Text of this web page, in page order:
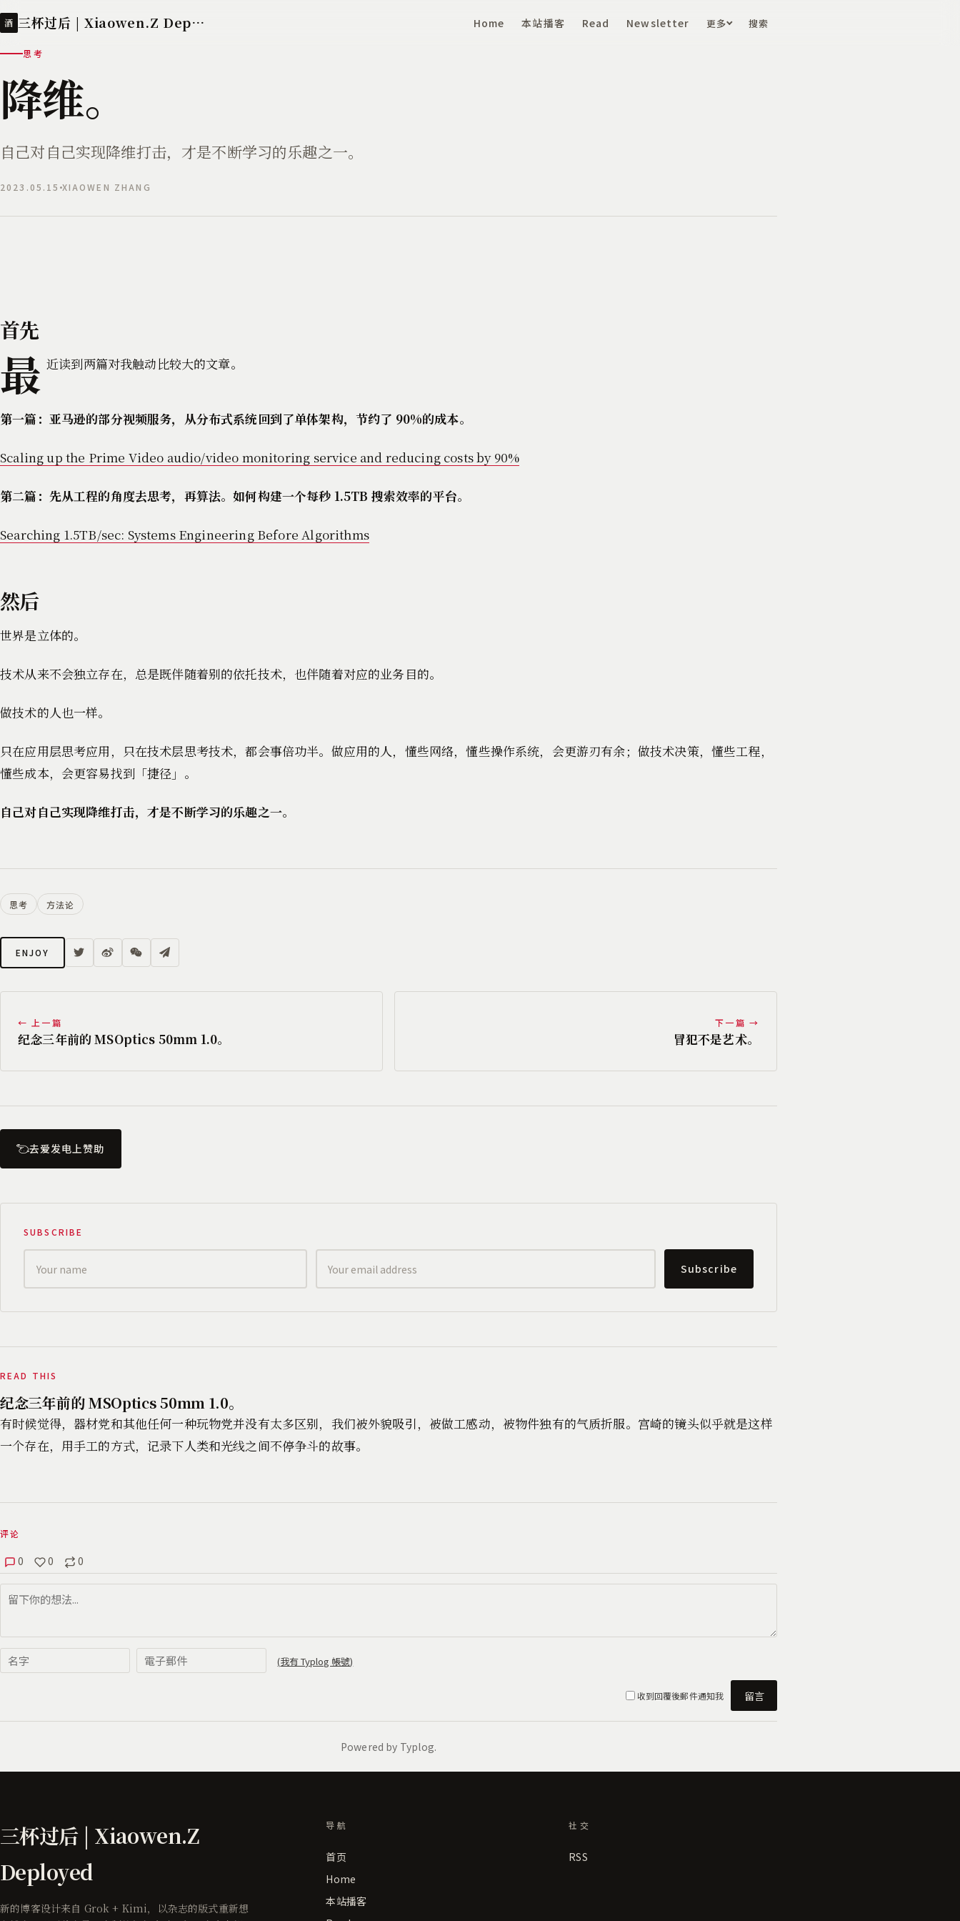
酒 三杯过后 | Xiaowen.Z Deployed Home 本站播客 Read Newsletter 更多 搜索
思考
降维。
自己对自己实现降维打击，才是不断学习的乐趣之一。
2023.05.15 XIAOWEN ZHANG
首先
最 近读到两篇对我触动比较大的文章。
第一篇：亚马逊的部分视频服务，从分布式系统回到了单体架构，节约了 90%的成本。
Scaling up the Prime Video audio/video monitoring service and reducing costs by 90%
第二篇：先从工程的角度去思考，再算法。如何构建一个每秒 1.5TB 搜索效率的平台。
Searching 1.5TB/sec: Systems Engineering Before Algorithms
然后
世界是立体的。
技术从来不会独立存在，总是既伴随着别的依托技术，也伴随着对应的业务目的。
做技术的人也一样。
只在应用层思考应用，只在技术层思考技术，都会事倍功半。做应用的人，懂些网络，懂些操作系统，会更游刃有余；做技术决策，懂些工程，
懂些成本，会更容易找到「捷径」。
自己对自己实现降维打击，才是不断学习的乐趣之一。
思考 方法论
ENJOY
← 上一篇
纪念三年前的 MSOptics 50mm 1.0。
下一篇 →
冒犯不是艺术。
去爱发电上赞助
SUBSCRIBE
Subscribe
READ THIS
纪念三年前的 MSOptics 50mm 1.0。
有时候觉得，器材党和其他任何一种玩物党并没有太多区别，我们被外貌吸引，被做工感动，被物件独有的气质折服。宫崎的镜头似乎就是这样
一个存在，用手工的方式，记录下人类和光线之间不停争斗的故事。
三杯过后 | Xiaowen.Z
Deployed
新的博客设计来自 Grok + Kimi，以杂志的版式重新想
导航
首页
Home
本站播客
社交
RSS